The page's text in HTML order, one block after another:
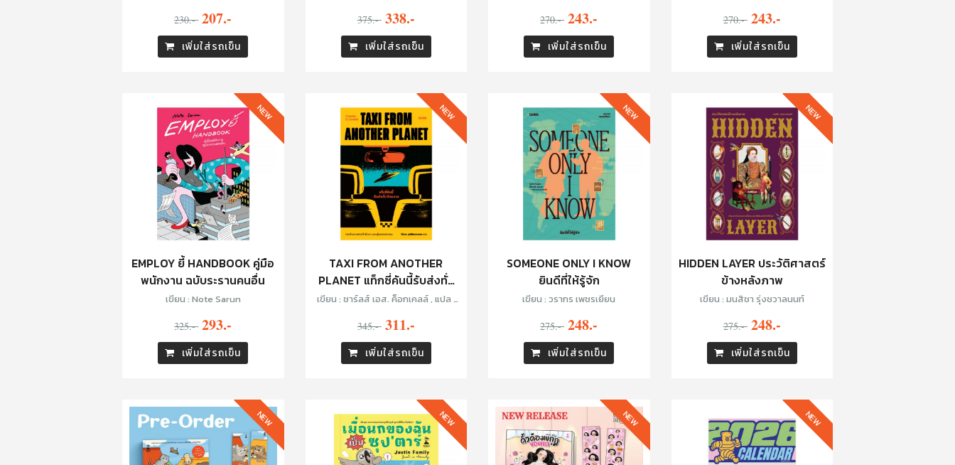
230.- 207.-
เพิ่มใส่รถเข็น
375.- 338.-
เพิ่มใส่รถเข็น
270.- 243.-
เพิ่มใส่รถเข็น
270.- 243.-
เพิ่มใส่รถเข็น
EMPLOY ยี้ HANDBOOK คู่มือ
พนักงาน ฉบับระรานคนอื่น
เขียน : Note Sarun
325.- 293.-
เพิ่มใส่รถเข็น
NEW
TAXI FROM ANOTHER
PLANET แท็กซี่คันนี้รับส่งทั่ว
จักรวาล
เขียน : ชาร์ลส์ เอส. ค็อกเคลล์ , แปล :
345.- 311.-
เพิ่มใส่รถเข็น
NEW
SOMEONE ONLY I KNOW
ยินดีที่ให้รู้จัก
เขียน : วรากร เพชรเยียน
275.- 248.-
เพิ่มใส่รถเข็น
NEW
HIDDEN LAYER ประวัติศาสตร์
ข้างหลังภาพ
เขียน : มนสิชา รุ่งชวาลนนท์
275.- 248.-
เพิ่มใส่รถเข็น
NEW
NEW NEW NEW NEW